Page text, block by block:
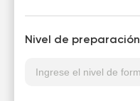
Nivel de preparación